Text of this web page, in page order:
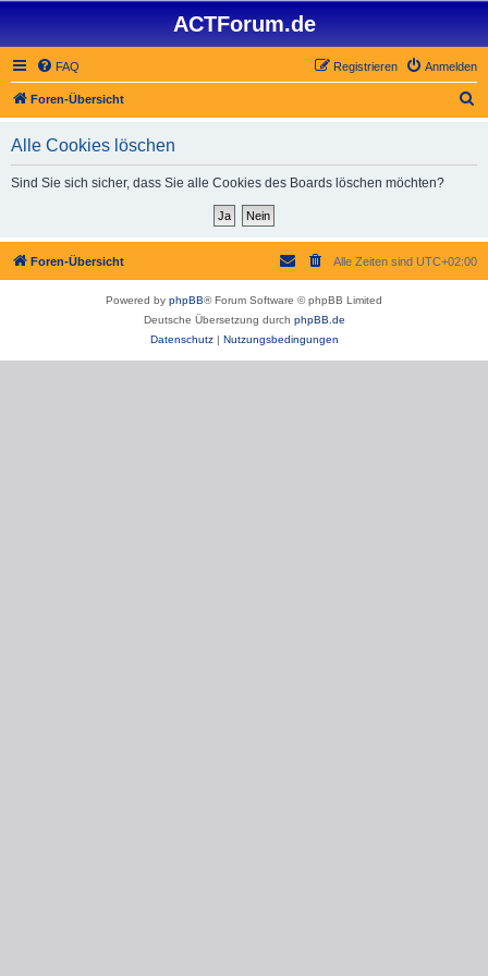
ACTForum.de
FAQ Anmelden
Registrieren
Foren-Übersicht
Alle Cookies löschen
Sind Sie sich sicher, dass Sie alle Cookies des Boards löschen möchten?
Foren-Übersicht Alle Zeiten sind UTC+02:00
Powered by phpBB® Forum Software © phpBB Limited
Deutsche Übersetzung durch phpBB.de
Datenschutz| Nutzungsbedingungen